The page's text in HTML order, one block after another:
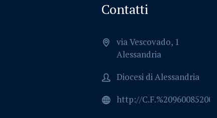
Contatti
via Vescovado, 1
Alessandria
Diocesi di Alessandria
http://C.F.%2096008520064